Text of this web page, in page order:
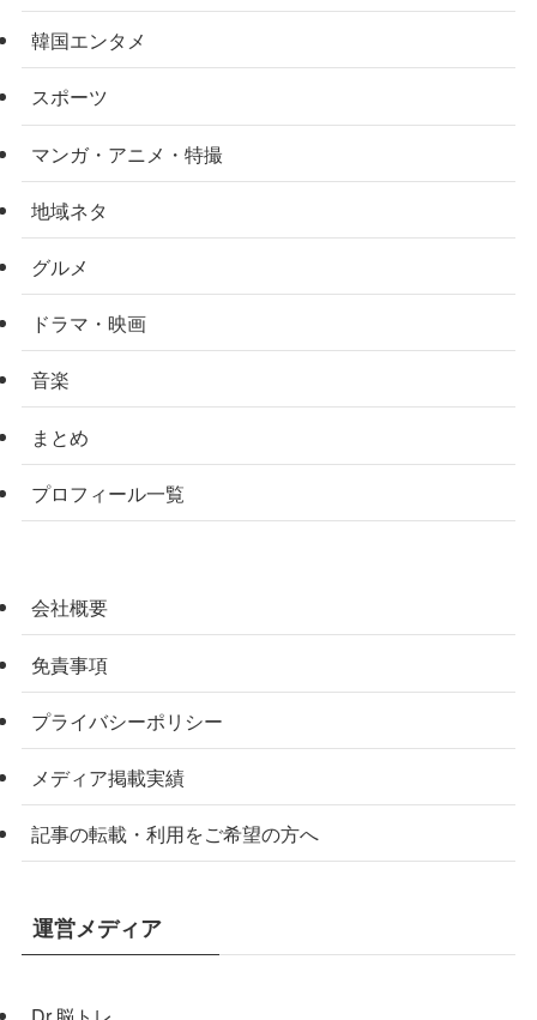
韓国エンタメ
スポーツ
マンガ・アニメ・特撮
地域ネタ
グルメ
ドラマ・映画
音楽
まとめ
プロフィール一覧
会社概要
免責事項
プライバシーポリシー
メディア掲載実績
記事の転載・利用をご希望の方へ
運営メディア